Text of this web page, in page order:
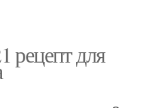
рецепт для